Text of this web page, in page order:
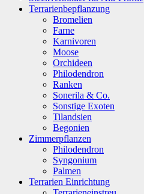
Terrarienbepflanzung
Bromelien
Farne
Karnivoren
Moose
Orchideen
Philodendron
Ranken
Sonerila & Co.
Sonstige Exoten
Tilandsien
Begonien
Zimmerpflanzen
Philodendron
Syngonium
Palmen
Terrarien Einrichtung